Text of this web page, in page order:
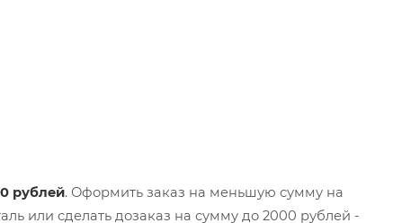
рублей. Оформить заказ на меньшую сумму на
или сделать дозаказ на сумму до 2000 рублей -